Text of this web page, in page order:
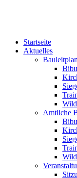
Startseite
Aktuelles
Amtliche